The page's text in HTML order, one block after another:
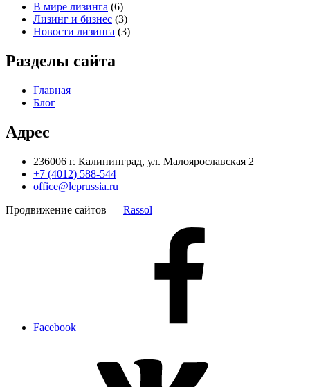
В мире лизинга (6)
Лизинг и бизнес (3)
Новости лизинга (3)
Разделы сайта
Главная
Блог
Адрес
236006 г. Калининград, ул. Малоярославская 2
+7 (4012) 588-544
office@lcprussia.ru
Продвижение сайтов — Rassol
Facebook